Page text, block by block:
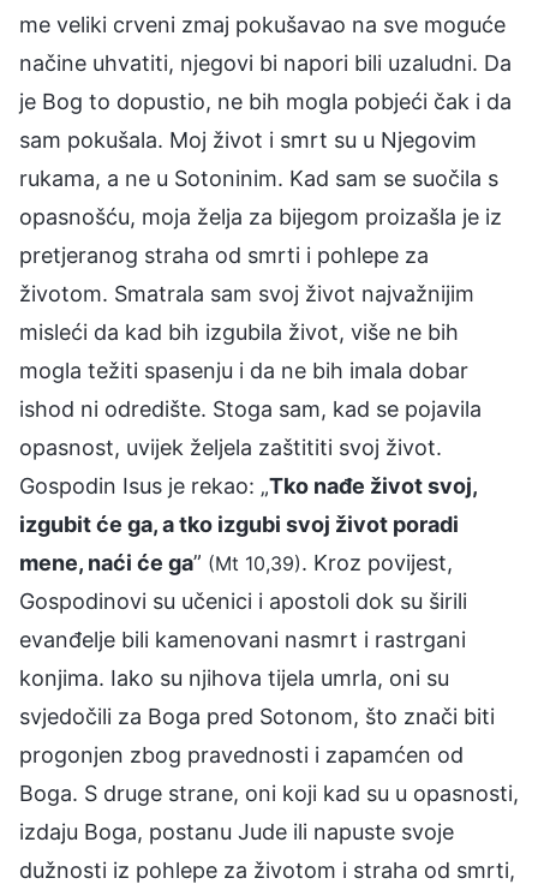
me veliki crveni zmaj pokušavao na sve moguće
načine uhvatiti, njegovi bi napori bili uzaludni. Da
je Bog to dopustio, ne bih mogla pobjeći čak i da
sam pokušala. Moj život i smrt su u Njegovim
rukama, a ne u Sotoninim. Kad sam se suočila s
opasnošću, moja želja za bijegom proizašla je iz
pretjeranog straha od smrti i pohlepe za
životom. Smatrala sam svoj život najvažnijim
misleći da kad bih izgubila život, više ne bih
mogla težiti spasenju i da ne bih imala dobar
ishod ni odredište. Stoga sam, kad se pojavila
opasnost, uvijek željela zaštititi svoj život.
Gospodin Isus je rekao: „Tko nađe život svoj,
izgubit će ga, a tko izgubi svoj život poradi
mene, naći će ga” (Mt 10,39). Kroz povijest,
Gospodinovi su učenici i apostoli dok su širili
evanđelje bili kamenovani nasmrt i rastrgani
konjima. Iako su njihova tijela umrla, oni su
svjedočili za Boga pred Sotonom, što znači biti
progonjen zbog pravednosti i zapamćen od
Boga. S druge strane, oni koji kad su u opasnosti,
izdaju Boga, postanu Jude ili napuste svoje
dužnosti iz pohlepe za životom i straha od smrti,